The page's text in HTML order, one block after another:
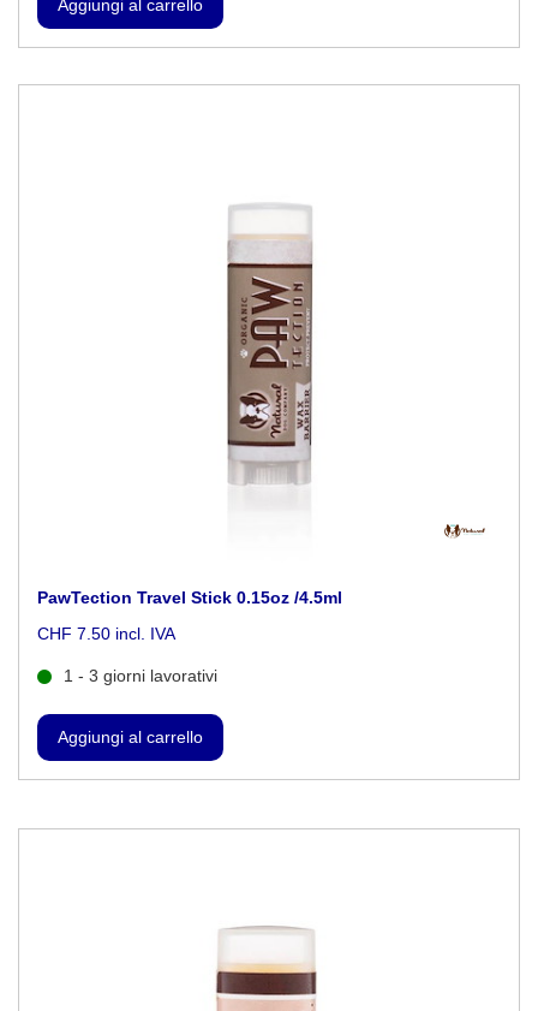
PawTection Travel Stick 0.15oz /4.5ml
CHF 7.50 incl. IVA
1 - 3 giorni lavorativi